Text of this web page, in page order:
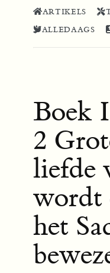
ARTIKELS
ALLEDAAGS
Boek
2
liefde
wordt
het